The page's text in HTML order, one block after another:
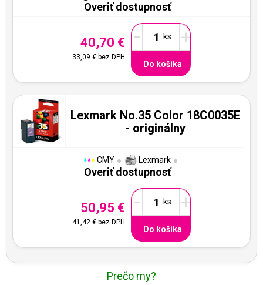
Overiť dostupnosť
40,70 €
33,09 € bez DPH
- +
Do košíka
Lexmark No.35 Color 18C0035E
- originálny
CMY Lexmark
Overiť dostupnosť
50,95 €
41,42 € bez DPH
- +
Do košíka
Prečo my?